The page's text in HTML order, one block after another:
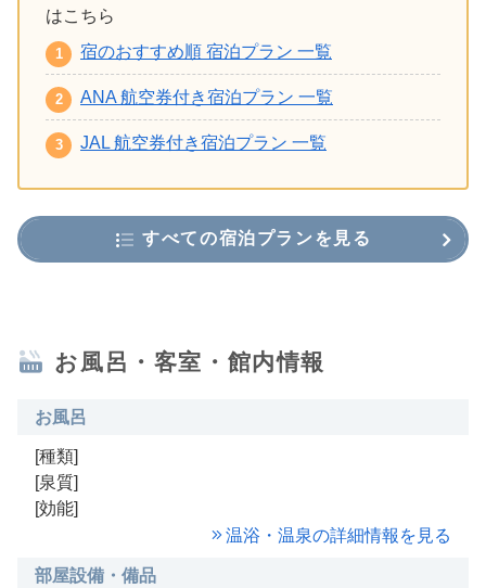
はこちら
宿のおすすめ順 宿泊プラン 一覧
ANA 航空券付き宿泊プラン 一覧
JAL 航空券付き宿泊プラン 一覧
すべての宿泊プランを見る
お風呂・客室・館内情報
お風呂
[種類]
[泉質]
[効能]
温浴・温泉の詳細情報を見る
部屋設備・備品